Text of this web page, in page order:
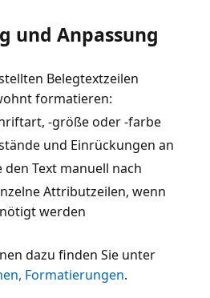
und Anpassung
Belegtextzeilen
-größe oder -farbe
und Einrückungen an
den Text manuell nach
Attributzeilen, wenn
werden
dazu finden Sie unter
Formatierungen.